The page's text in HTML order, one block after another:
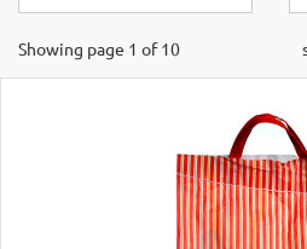
Showing page 1 of 10